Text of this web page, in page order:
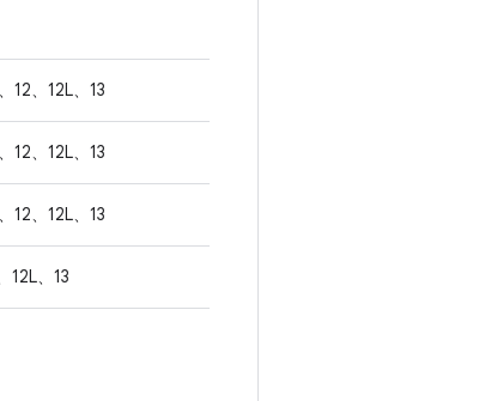
12、12L、13
12、12L、13
12、12L、13
12L、13